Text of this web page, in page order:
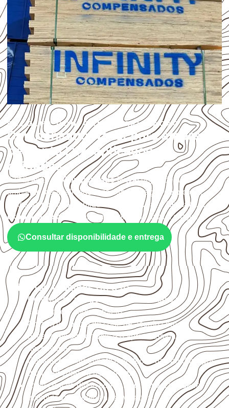
ESCOLHA CONFORME A APLICAÇÃO
Compensado Naval para empresas
de Santa Luz: aplicações e
cuidados
A utilização do Compensado Navaldepende do
ambiente, da finalidade e da especificação do projeto.
Antes da cotação, verifique a
espessura, o formato, a
exposição e o acabamento
previstos para a chapa.
Consultar disponibilidade e entrega
Critérios técnicos de uso
Confirme se a espessura e o formatosão
compatíveis com o projeto.
Organize o plano de corte de acordo com as
dimensões disponíveis e o aproveitamento
necessário.
Considere acabamento e proteção das bordas após
qualquer corte ou usinagem.
Evite contato direto com o solo, chuva, umidade
acumulada e apoios desnivelados.